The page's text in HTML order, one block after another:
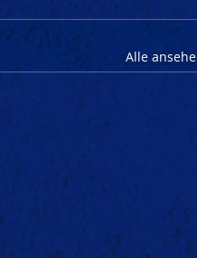
Alle